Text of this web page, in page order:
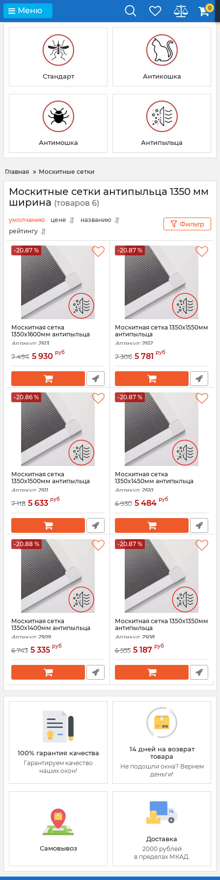
Меню 0
Стандарт Антикошка
Антимошка Антипыльца
Главная Москитные сетки
Москитные сетки антипыльца 1350 мм
ширина (товаров 6)
умолчанию цене
названию
рейтингу
Фильтр
-20.87 %
Москитная сетка
1350x1600мм антипыльца
Артикул: 2513
7 494 5 930 руб
-20.87 %
Москитная сетка 1350x1550мм
антипыльца
Артикул: 2512
7 306 5 781 руб
-20.86 %
Москитная сетка
1350x1500мм антипыльца
Артикул: 2511
7 118 5 633 руб
-20.87 %
Москитная сетка
1350x1450мм антипыльца
Артикул: 2510
6 930 5 484 руб
-20.88 %
Москитная сетка
1350x1400мм антипыльца
Артикул: 2509
6 743 5 335 руб
-20.87 %
Москитная сетка 1350x1350мм
антипыльца
Артикул: 2508
6 555 5 187 руб
100% гарантия качества
Гарантируем качество
наших окон!
14 дней на возврат
товара
Не подошли окна? Вернем
деньги!
Самовывоз
Доставка
2000 рублей
в пределах МКАД.